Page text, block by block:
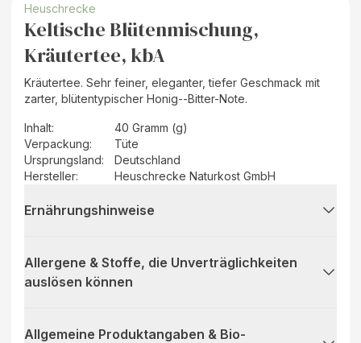
Heuschrecke
Keltische Blütenmischung,
Kräutertee, kbA
Kräutertee. Sehr feiner, eleganter, tiefer Geschmack mit
zarter, blütentypischer Honig--Bitter-Note.
Inhalt:
40 Gramm (g)
Verpackung:
Tüte
Ursprungsland:
Deutschland
Hersteller: Heuschrecke Naturkost GmbH
Ernährungshinweise
Allergene & Stoffe, die Unverträglichkeiten
auslösen können
Allgemeine Produktangaben & Bio-